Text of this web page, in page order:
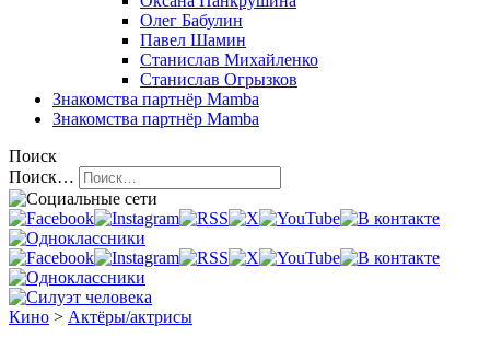
Олег Бабулин
Павел Шамин
Станислав Михайленко
Станислав Огрызков
Знакомства партнёр Mamba
Знакомства партнёр Mamba
Поиск
Поиск…
Кино > Актёры/актрисы